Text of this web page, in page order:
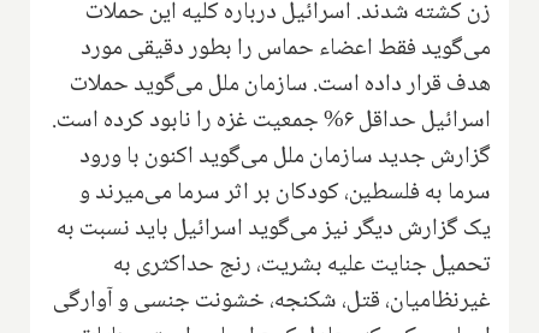
زن کشته شدند. اسرائیل درباره کلیه این حملات
می‌گوید فقط اعضاء حماس را بطور دقیقی مورد
هدف قرار داده است. سازمان ملل می‌گوید حملات
اسرائیل حداقل ۶% جمعیت غزه را نابود کرده است.
گزارش جدید سازمان ملل می‌گوید اکنون با ورود
سرما به فلسطین، کودکان بر اثر سرما می‌میرند و
یک گزارش دیگر نیز می‌گوید اسرائیل باید نسبت به
تحمیل جنایت علیه بشریت، رنج حداکثری به
غیرنظامیان، قتل، شکنجه، خشونت جنسی و آوارگی